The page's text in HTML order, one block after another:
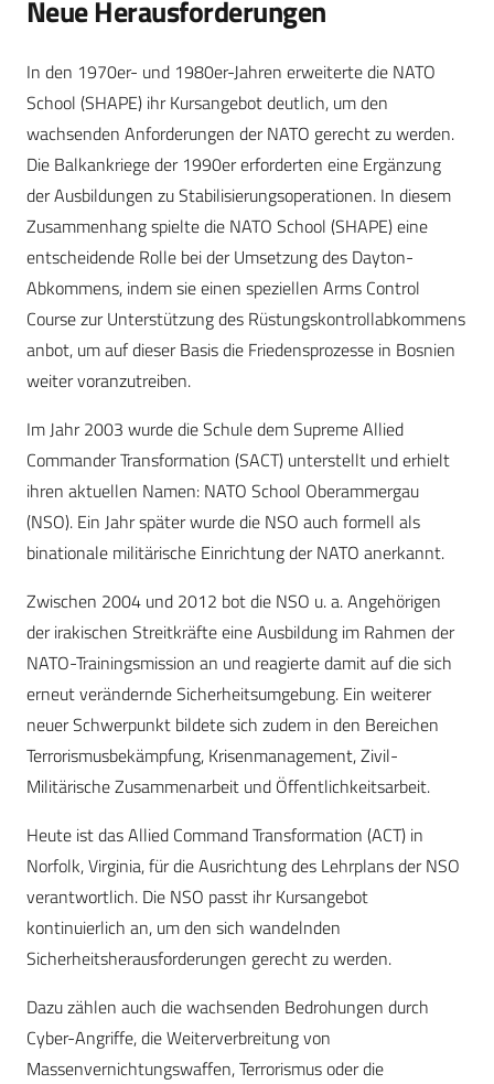
Neue Herausforderungen
In den 1970er- und 1980er-Jahren erweiterte die NATO
School (SHAPE) ihr Kursangebot deutlich, um den
wachsenden Anforderungen der NATO gerecht zu werden.
Die Balkankriege der 1990er erforderten eine Ergänzung
der Ausbildungen zu Stabilisierungsoperationen. In diesem
Zusammenhang spielte die NATO School (SHAPE) eine
entscheidende Rolle bei der Umsetzung des Dayton-
Abkommens, indem sie einen speziellen Arms Control
Course zur Unterstützung des Rüstungskontrollabkommens
anbot, um auf dieser Basis die Friedensprozesse in Bosnien
weiter voranzutreiben.
Im Jahr 2003 wurde die Schule dem Supreme Allied
Commander Transformation (SACT) unterstellt und erhielt
ihren aktuellen Namen: NATO School Oberammergau
(NSO). Ein Jahr später wurde die NSO auch formell als
binationale militärische Einrichtung der NATO anerkannt.
Zwischen 2004 und 2012 bot die NSO u. a. Angehörigen
der irakischen Streitkräfte eine Ausbildung im Rahmen der
NATO-Trainingsmission an und reagierte damit auf die sich
erneut verändernde Sicherheitsumgebung. Ein weiterer
neuer Schwerpunkt bildete sich zudem in den Bereichen
Terrorismusbekämpfung, Krisenmanagement, Zivil-
Militärische Zusammenarbeit und Öffentlichkeitsarbeit.
Heute ist das Allied Command Transformation (ACT) in
Norfolk, Virginia, für die Ausrichtung des Lehrplans der NSO
verantwortlich. Die NSO passt ihr Kursangebot
kontinuierlich an, um den sich wandelnden
Sicherheitsherausforderungen gerecht zu werden.
Dazu zählen auch die wachsenden Bedrohungen durch
Cyber-Angriffe, die Weiterverbreitung von
Massenvernichtungswaffen, Terrorismus oder die